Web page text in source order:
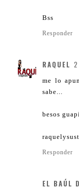
Bss
Responder
RAQUEL
me lo
sabe...
besos
Responder
EL BAÚL